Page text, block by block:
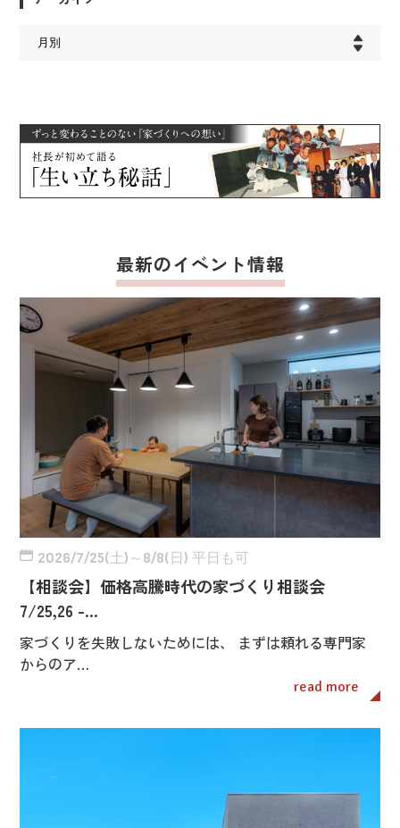
最新のイベント情報
2026/7/25(土)～8/8(日) 平日も可
【相談会】価格高騰時代の家づくり相談会
7/25,26 -…
家づくりを失敗しないためには、 まずは頼れる専門家
からのア…
read more